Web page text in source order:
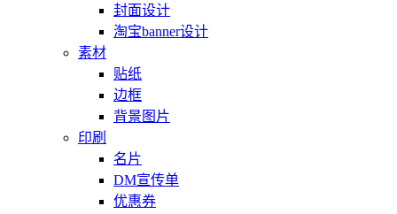
封面设计
淘宝banner设计
素材
贴纸
边框
背景图片
印刷
名片
DM宣传单
优惠券